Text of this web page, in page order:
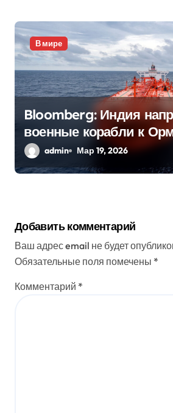
В мире
Bloomberg: Индия
военные корабли к
проливу
admin Мар 19, 2026
Добавить комментарий
Ваш адрес email не будет
Обязательные поля помечены *
Комментарий *